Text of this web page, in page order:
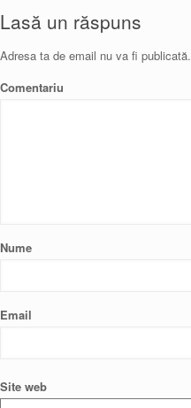
Lasă un răspuns
Adresa ta de email nu va fi publicată.
Comentariu
Nume
Email
Site web